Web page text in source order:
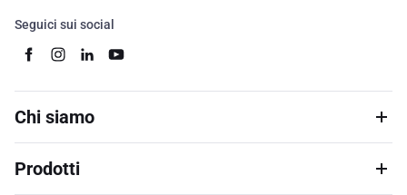
Seguici sui social
Chi siamo
Prodotti